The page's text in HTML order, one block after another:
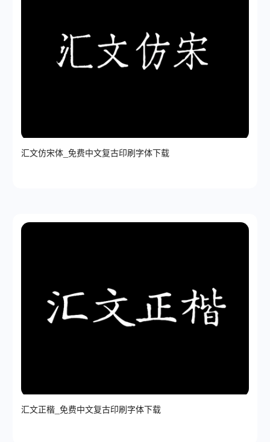
汇文仿宋体_免费中文复古印刷字体下载
汇文正楷_免费中文复古印刷字体下载